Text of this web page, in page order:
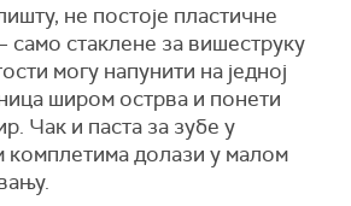
не постоје пластичне
само стаклене за вишеструку
могу напунити на једној
широм острва и понети
Чак и паста за зубе у
комплетима долази у малом